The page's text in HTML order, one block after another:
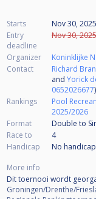
Starts
Nov 30,
Entry
deadline
Nov 30,
Organizer Koninklijke
Contact
Richard
and Yorick
0652026677)
Rankings
Pool
2025/2026
Format
Double to
Race to
4
Handicap
No handicap
More info
Dit toernooi wordt
Groningen/Drenthe/